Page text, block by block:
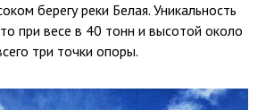
берегу реки Белая. Уникальность
при весе в 40 тонн и высотой около
три точки опоры.